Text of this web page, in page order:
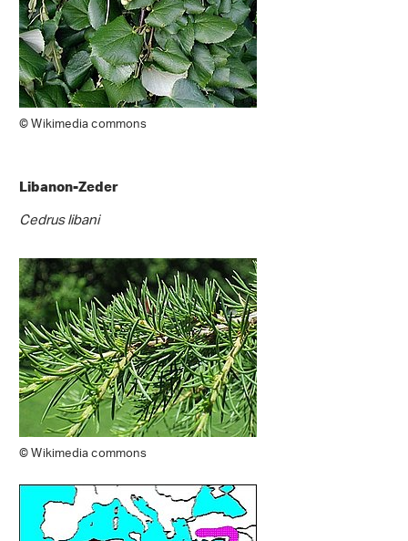
© Wikimedia commons
Libanon-Zeder
Cedrus libani
© Wikimedia commons